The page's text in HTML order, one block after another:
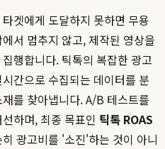
겟에게 도달하지 못하면 무용
서 멈추지 않고, 제작된 영상을
행합니다. 틱톡의 복잡한 광고
간으로 수집되는 데이터를 분
를 찾아냅니다. A/B 테스트를
하며, 최종 목표인 틱톡 ROAS
광고비를 '소진'하는 것이 아니